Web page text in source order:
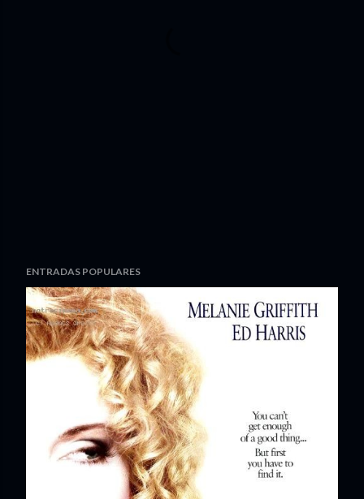
ENTRADAS POPULARES